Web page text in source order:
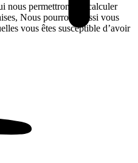
nous permettrons de calculer
Nous pourrons aussi vous
vous êtes susceptible d’avoir